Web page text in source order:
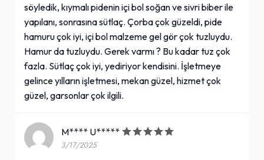
söyledik, kıymalı pidenin içi bol soğan ve sivri biber ile
yapılanı, sonrasına sütlaç. Çorba çok güzeldi, pide
hamuru çok iyi, içi bol malzeme gel gör çok tuzluydu.
Hamur da tuzluydu. Gerek varmı ? Bu kadar tuz çok
fazla. Sütlaç çok iyi, yediriyor kendisini. İşletmeye
gelince yılların işletmesi, mekan güzel, hizmet çok
güzel, garsonlar çok ilgili.
M**** U*****
3/17/2025